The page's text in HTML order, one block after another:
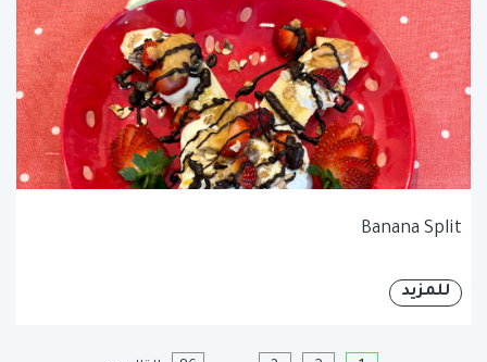
Banana Split
للمزيد